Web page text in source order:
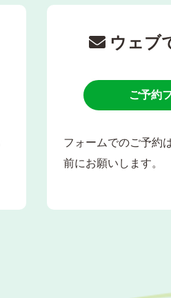
ウェブ
ご予約
フォームでのご予約
前にお願いします。